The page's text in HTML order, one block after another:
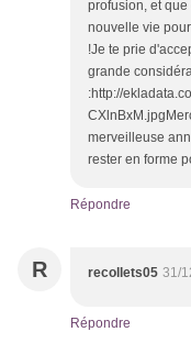
profusion, et
nouvelle vie
!Je te prie
grande
:http://
merveilleuse
rester en forme
Répondre
R recollets05 31/
Répondre